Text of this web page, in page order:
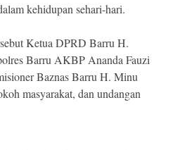
kehidupan sehari-hari.
Ketua DPRD Barru H.
Barru AKBP Ananda Fauzi
Baznas Barru H. Minu
masyarakat, dan undangan